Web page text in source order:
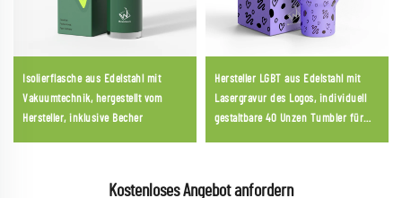
Isolierflasche aus Edelstahl mit
Vakuumtechnik, hergestellt vom
Hersteller, inklusive Becher
Hersteller LGBT aus Edelstahl mit
Lasergravur des Logos, individuell
gestaltbare 40 Unzen Tumbler für
Kostenloses Angebot anfordern